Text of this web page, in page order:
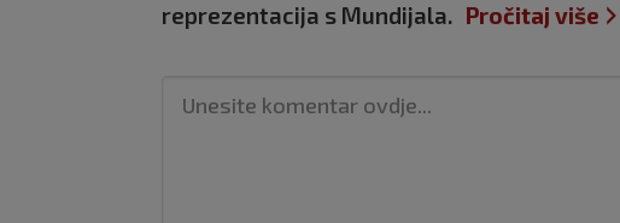
reprezentacija s Mundijala. Pročitaj više